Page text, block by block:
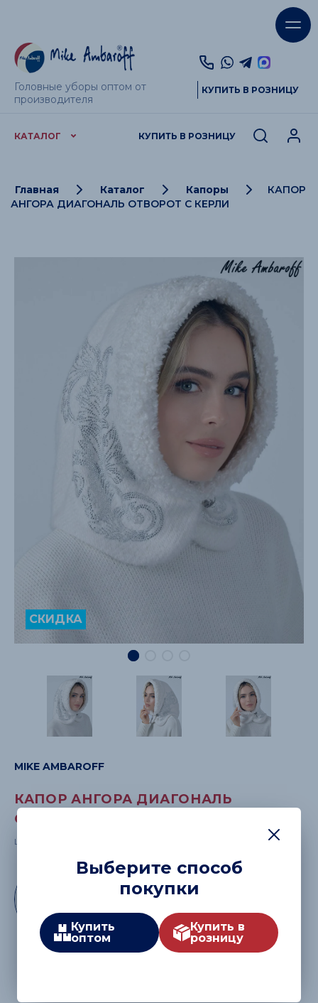
Головные уборы оптом от
производителя
КУПИТЬ В РОЗНИЦУ
КАТАЛОГ КУПИТЬ В РОЗНИЦУ
Главная Каталог Капоры
КАПОР
АНГОРА ДИАГОНАЛЬ ОТВОРОТ С КЕРЛИ
СКИДКА
MIKE AMBAROFF
КАПОР АНГОРА ДИАГОНАЛЬ
ОТВОРОТ С КЕРЛИ БЕЛЫЙ
Цвет:
белый
Выберите способ
покупки
Купить
оптом
Купить в
розницу